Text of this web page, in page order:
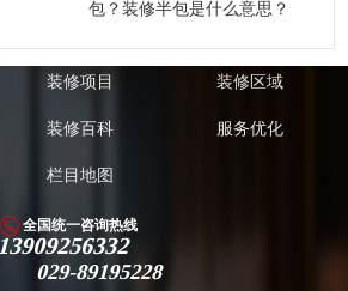
包？装修半包是什么意思？
装修项目 装修区域
装修百科 服务优化
栏目地图
全国统一咨询热线
13909256332
029-89195228